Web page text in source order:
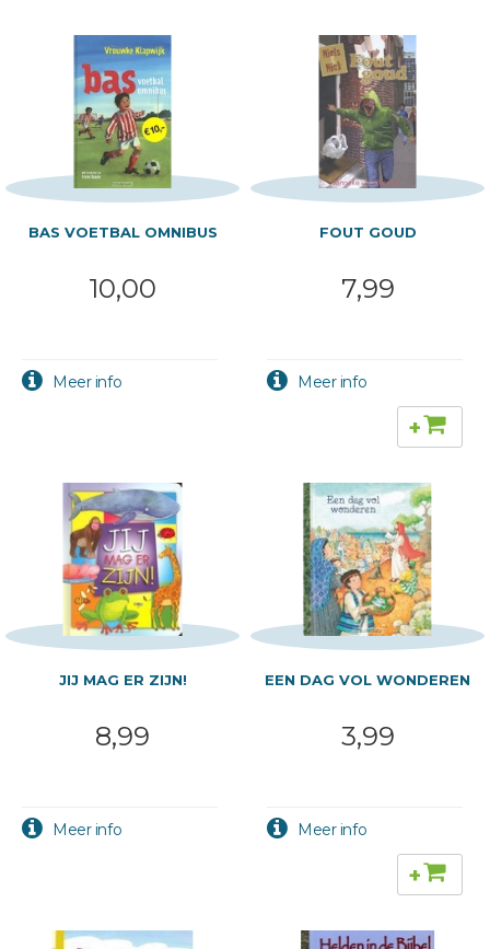
BAS VOETBAL OMNIBUS
10,00
FOUT GOUD
7,99
+
JIJ MAG ER ZIJN!
8,99
EEN DAG VOL WONDEREN
3,99
+